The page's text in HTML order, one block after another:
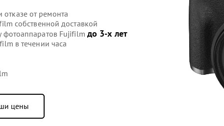
от ремонта
собственной доставкой
фотоаппаратов Fujifilm до 3-х лет
в течении часа
цены